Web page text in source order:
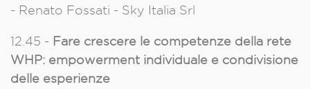
- Renato Fossati - Sky Italia Srl
12.45 - Fare crescere le competenze della rete
WHP: empowerment individuale e condivisione
delle esperienze